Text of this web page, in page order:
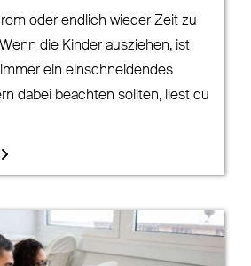
oder endlich wieder Zeit zu
die Kinder ausziehen, ist
ein einschneidendes
dabei beachten sollten, liest du